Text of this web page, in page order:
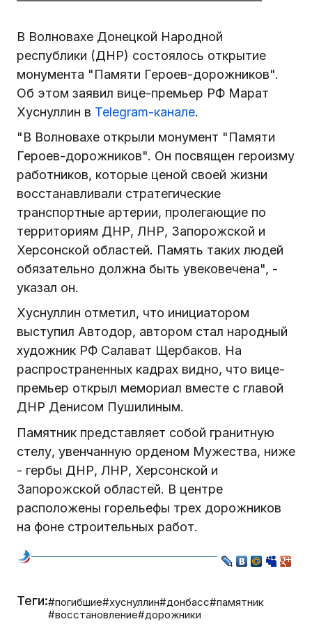
В Волновахе Донецкой Народной
республики (ДНР) состоялось открытие
монумента "Памяти Героев-дорожников".
Об этом заявил вице-премьер РФ Марат
Хуснуллин в Telegram-канале.
"В Волновахе открыли монумент "Памяти
Героев-дорожников". Он посвящен героизму
работников, которые ценой своей жизни
восстанавливали стратегические
транспортные артерии, пролегающие по
территориям ДНР, ЛНР, Запорожской и
Херсонской областей. Память таких людей
обязательно должна быть увековечена", -
указал он.
Хуснуллин отметил, что инициатором
выступил Автодор, автором стал народный
художник РФ Салават Щербаков. На
распространенных кадрах видно, что вице-
премьер открыл мемориал вместе с главой
ДНР Денисом Пушилиным.
Памятник представляет собой гранитную
стелу, увенчанную орденом Мужества, ниже
- гербы ДНР, ЛНР, Херсонской и
Запорожской областей. В центре
расположены горельефы трех дорожников
на фоне строительных работ.
Теги:#погибшие#хуснуллин#донбасс#памятник
#восстановление#дорожники